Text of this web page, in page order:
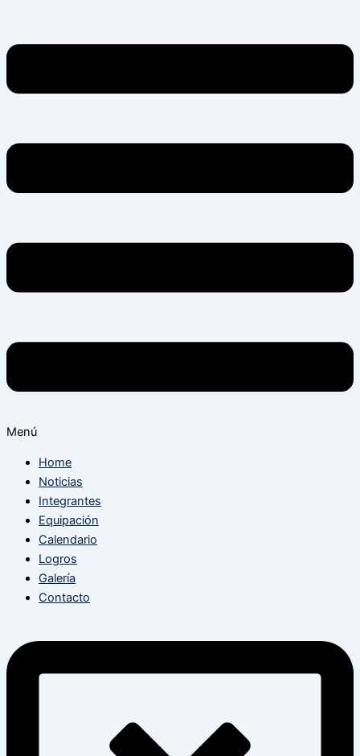
Menú
Home
Noticias
Integrantes
Equipación
Calendario
Logros
Galería
Contacto